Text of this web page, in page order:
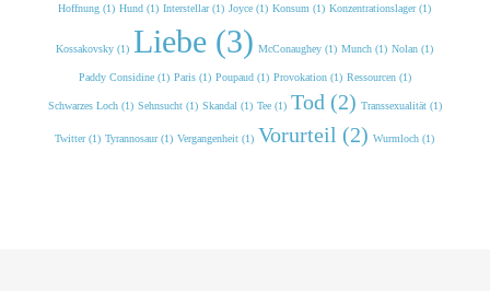
Hoffnung (1) Hund (1) Interstellar (1) Joyce (1) Konsum (1) Konzentrationslager (1)
Kossakovsky (1) Liebe (3) McConaughey (1) Munch (1) Nolan (1)
Paddy Considine (1) Paris (1) Poupaud (1) Provokation (1) Ressourcen (1)
Schwarzes Loch (1) Sehnsucht (1) Skandal (1) Tee (1) Tod (2) Transsexualität (1)
Twitter (1) Tyrannosaur (1) Vergangenheit (1) Vorurteil (2) Wurmloch (1)